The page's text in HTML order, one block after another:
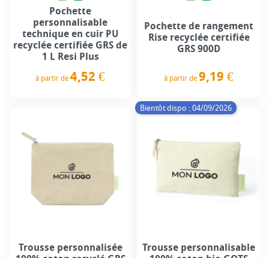
Pochette
personnalisable
technique en cuir PU
recyclée certifiée GRS de
1 L Resi Plus
à partir de 4,52 €
Pochette de rangement
Rise recyclée certifiée
GRS 900D
à partir de 9,19 €
Trousse personnalisée
Bientôt dispo : 04/09/2026
Trousse personnalisable